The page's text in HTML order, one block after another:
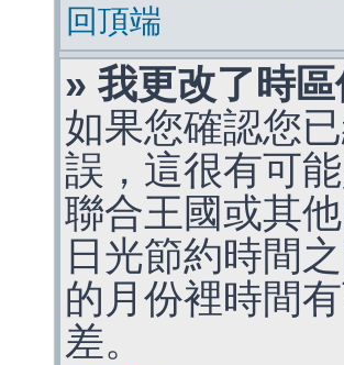
回頂端
» 我更改了時
如果您確認您
誤，這很有可
聯合王國或其
日光節約時間
的月份裡時間
差。